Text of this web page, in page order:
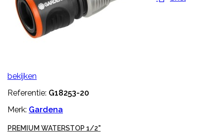
bekijken
Referentie: G18253-20
Merk: Gardena
PREMIUM WATERSTOP 1/2"